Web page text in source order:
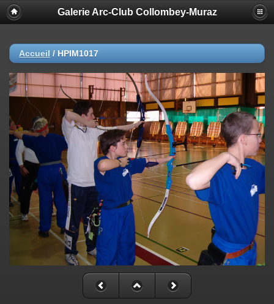
Galerie Arc-Club Collombey-Muraz
Accueil / HPIM1017